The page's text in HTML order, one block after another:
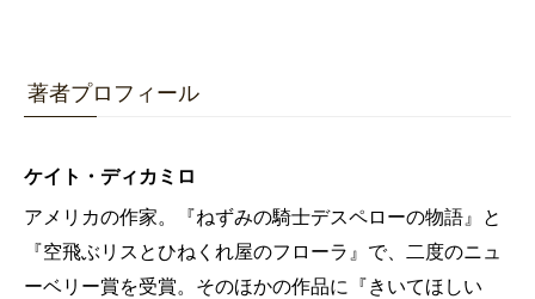
著者プロフィール
ケイト・ディカミロ
アメリカの作家。『ねずみの騎士デスペローの物語』と
『空飛ぶリスとひねくれ屋のフローラ』で、二度のニュ
ーベリー賞を受賞。そのほかの作品に『きいてほしい